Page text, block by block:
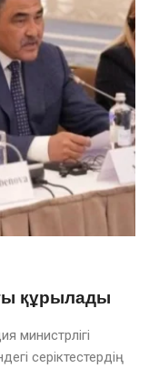
құрылады
министрлігі
серіктестердің